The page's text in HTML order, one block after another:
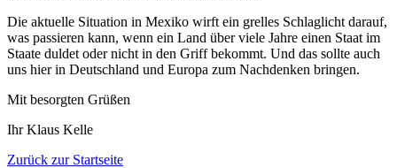
Die aktuelle Situation in Mexiko wirft ein grelles Schlaglicht darauf,
was passieren kann, wenn ein Land über viele Jahre einen Staat im
Staate duldet oder nicht in den Griff bekommt. Und das sollte auch
uns hier in Deutschland und Europa zum Nachdenken bringen.
Mit besorgten Grüßen
Ihr Klaus Kelle
Zurück zur Startseite